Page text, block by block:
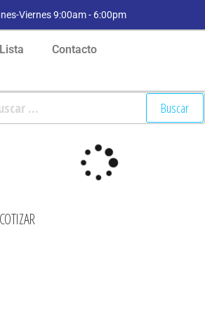
Viernes 9:00am - 6:00pm
Contacto
COTIZAR